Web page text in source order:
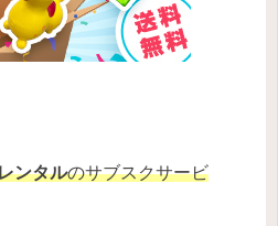
ンタルのサブスクサービ